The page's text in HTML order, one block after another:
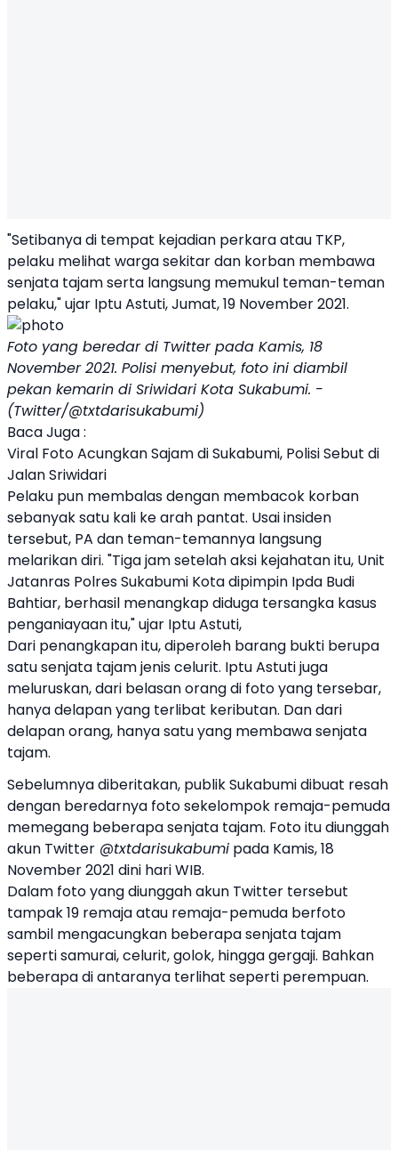
"Setibanya di tempat kejadian perkara atau TKP,
pelaku melihat warga sekitar dan korban membawa
senjata tajam serta langsung memukul teman-teman
pelaku," ujar Iptu Astuti, Jumat, 19 November 2021.
Foto yang beredar di Twitter pada Kamis, 18
November 2021. Polisi menyebut, foto ini diambil
pekan kemarin di Sriwidari Kota Sukabumi. -
(Twitter/@txtdarisukabumi)
Baca Juga :
Viral Foto Acungkan Sajam di Sukabumi, Polisi Sebut di
Jalan Sriwidari
Pelaku pun membalas dengan membacok korban
sebanyak satu kali ke arah pantat. Usai insiden
tersebut, PA dan teman-temannya langsung
melarikan diri. "Tiga jam setelah aksi kejahatan itu, Unit
Jatanras Polres Sukabumi Kota dipimpin Ipda Budi
Bahtiar, berhasil menangkap diduga tersangka kasus
penganiayaan itu," ujar Iptu Astuti,
Dari penangkapan itu, diperoleh barang bukti berupa
satu senjata tajam jenis celurit. Iptu Astuti juga
meluruskan, dari belasan orang di foto yang tersebar,
hanya delapan yang terlibat keributan. Dan dari
delapan orang, hanya satu yang membawa senjata
tajam.
Sebelumnya diberitakan, publik Sukabumi dibuat resah
dengan beredarnya foto sekelompok remaja-pemuda
memegang beberapa senjata tajam. Foto itu diunggah
akun Twitter @txtdarisukabumi pada Kamis, 18
November 2021 dini hari WIB.
Dalam foto yang diunggah akun Twitter tersebut
tampak 19 remaja atau remaja-pemuda berfoto
sambil mengacungkan beberapa senjata tajam
seperti samurai, celurit, golok, hingga gergaji. Bahkan
beberapa di antaranya terlihat seperti perempuan.